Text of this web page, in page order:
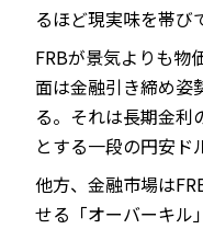
るほど現実味を帯び
FRBが景気よりも物
面は金融引き締め姿
る。それは長期金利
とする一段の円安ド
他方、金融市場は
せる「オーバーキル